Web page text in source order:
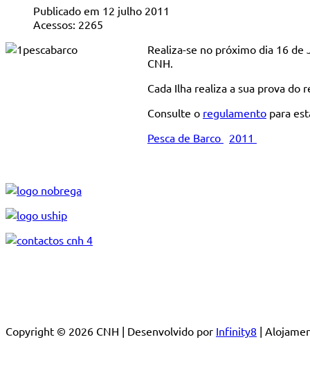
Publicado em 12 julho 2011
Acessos: 2265
Realiza-se no próximo dia 16 de
CNH.
Cada Ilha realiza a sua prova
Consulte o regulamento para
Pesca de Barco
2011
Copyright © 2026 CNH | Desenvolvido por Infinity8 |